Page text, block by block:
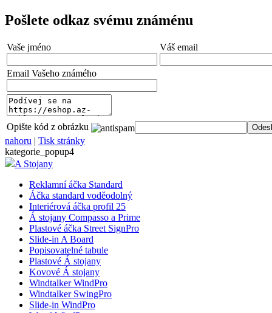
Pošlete odkaz svému známénu
Vaše jméno Váš email
Email Vašeho známého
Opište kód z obrázku
nahoru | Tisk stránky
kategorie_popup4
A Stojany
Reklamní áčka Standard
Áčka standard voděodolný
Interiérová áčka profil 25
Á stojany Compasso a Prime
Plastové áčka Street SignPro
Slide-in A Board
Popisovatelné tabule
Plastové Á stojany
Kovové Á stojany
Windtalker WindPro
Windtalker SwingPro
Slide-in WindPro